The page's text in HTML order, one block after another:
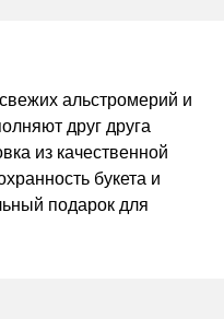
альстромерий и
друг друга
из качественной
букета и
подарок для